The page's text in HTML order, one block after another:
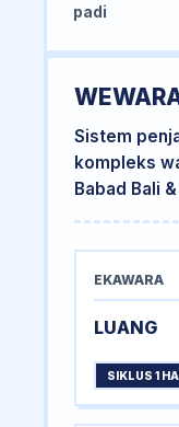
padi
Sistem
kompleks
Babad Bali
EKAWARA
LUANG
SIKLUS 1